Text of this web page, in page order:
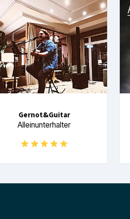
Gernot&Guitar
Alleinunterhalter